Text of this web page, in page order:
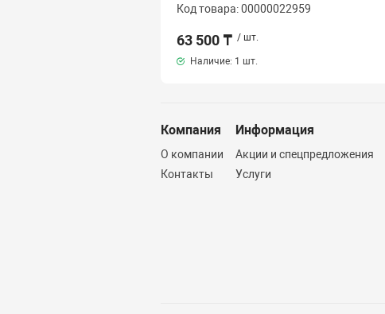
Код товара: 00000022959
63 500 ₸ / шт.
Наличие: 1 шт.
Компания
О компании
Контакты
Информация
Акции и спецпредложения
Услуги